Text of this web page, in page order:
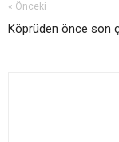
« Önceki
Köprüden önce son